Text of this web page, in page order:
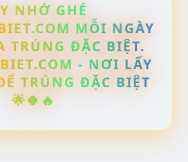
NHỚ GHÉ
MỖI NGÀY
TRÚNG ĐẶC BIỆT.
- NƠI LẤY
TRÚNG ĐẶC BIỆT
🌟🍀🔥